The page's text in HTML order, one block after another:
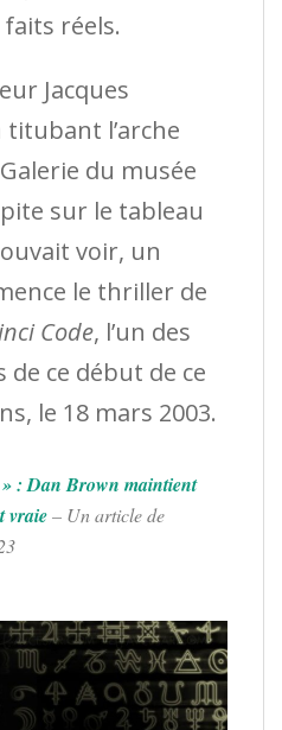
réels.
Jacques
l’arche
du musée
sur le tableau
voir, un
le thriller de
Code, l’un des
de ce début de ce
le 18 mars 2003.
: Dan Brown maintient
vraie– Un article de